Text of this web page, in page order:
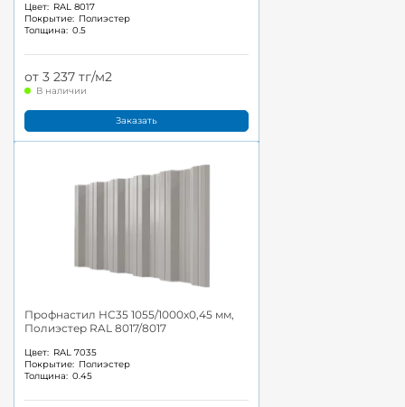
Цвет: RAL 8017
Покрытие: Полиэстер
Толщина: 0.5
от 3 237 тг/м2
В наличии
Заказать
Профнастил НС35 1055/1000x0,45 мм,
Полиэстер RAL 8017/8017
Цвет: RAL 7035
Покрытие: Полиэстер
Толщина: 0.45